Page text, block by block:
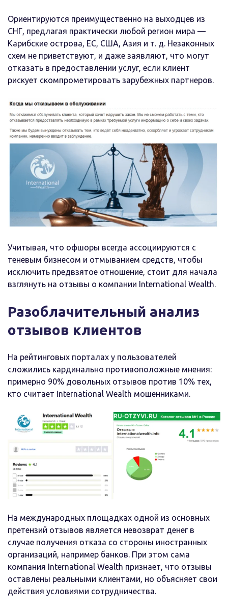
Ориентируются преимущественно на выходцев из
СНГ, предлагая практически любой регион мира —
Карибские острова, ЕС, США, Азия и т. д. Незаконных
схем не приветствуют, и даже заявляют, что могут
отказать в предоставлении услуг, если клиент
рискует скомпрометировать зарубежных партнеров.
Учитывая, что офшоры всегда ассоциируются с
теневым бизнесом и отмыванием средств, чтобы
исключить предвзятое отношение, стоит для начала
взглянуть на отзывы о компании International Wealth.
Разоблачительный анализ
отзывов клиентов
На рейтинговых порталах у пользователей
сложились кардинально противоположные мнения:
примерно 90% довольных отзывов против 10% тех,
кто считает International Wealth мошенниками.
На международных площадках одной из основных
претензий отзывов является невозврат денег в
случае получения отказа со стороны иностранных
организаций, например банков. При этом сама
компания International Wealth признает, что отзывы
оставлены реальными клиентами, но объясняет свои
действия условиями сотрудничества.